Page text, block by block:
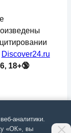
Discover24.ru
18+🔞
аналитики.
«ОК», вы